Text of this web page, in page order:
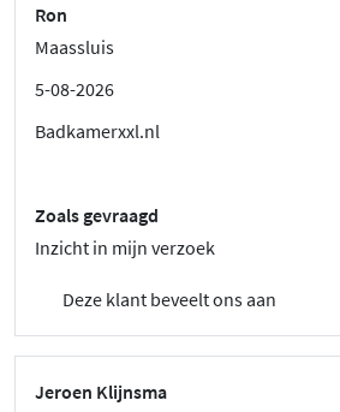
Ron
Maassluis
5-08-2026
Badkamerxxl.nl
Zoals gevraagd
Inzicht in mijn verzoek
Deze klant beveelt ons aan
Jeroen Klijnsma